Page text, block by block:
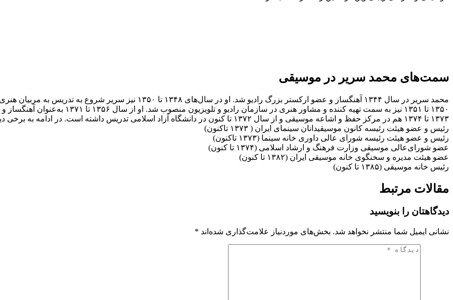
سمت‌های محمد سریر در موسیقی
محمد سریر در سال ۱۳۴۴ آهنگساز و عضو ارکستر بزرگ رادیو شد. او در
۱۳۵۰ تا ۱۳۵۱ نیز به سمت تهیه کننده و
۱۳۷۳ تا ۱۳۷۴ هم در مرکز حفظ و اشاعه موسیقی و از سال ۱۳۷۲ تا کنون در دانشگاه آزاد اسلامی تدریس داشته است. در ادامه به برخی دیگر از سمت‌های جدیدتر وی اشاره کرده‌ایم:
رئیس و عضو هیئت رئیسه کانون موسیقیدانان سینمای ایران ( ۱۳۷۳ تاکنون)
رئیس و عضو هیئت رئیسه شورای عالی داوری خانه سینما (۱۳۷۳ تاکنون)
عضو شورای‌عالی موسیقی وزارت فرهنگ و ارشاد اسلامی (۱۳۷۴ تا کنون)
عضو هیئت مدیره و سخنگوی خانه موسیقی ایران (۱۳۸۲ تا کنون)
رئیس خانه موسیقی (۱۳۸۵ تا کنون)
مقالات مرتبط
دیدگاهتان را بنویسید
نشانی ایمیل شما منتشر نخواهد شد. بخش‌های موردنیاز علامت‌گذاری شده‌اند *